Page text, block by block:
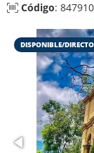
Código:
DISPONIBLE/DIRECTO